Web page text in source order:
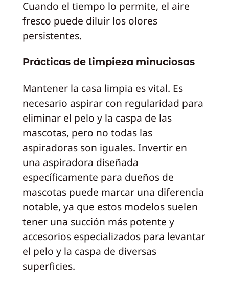
Cuando el tiempo lo permite, el aire
fresco puede diluir los olores
persistentes.
Prácticas de limpieza minuciosas
Mantener la casa limpia es vital. Es
necesario aspirar con regularidad para
eliminar el pelo y la caspa de las
mascotas, pero no todas las
aspiradoras son iguales. Invertir en
una aspiradora diseñada
específicamente para dueños de
mascotas puede marcar una diferencia
notable, ya que estos modelos suelen
tener una succión más potente y
accesorios especializados para levantar
el pelo y la caspa de diversas
superficies.